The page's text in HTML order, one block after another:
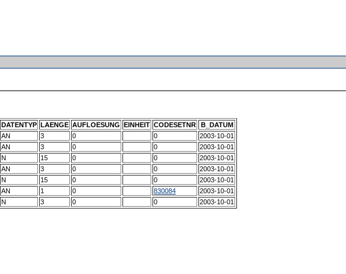
DATENTYP LAENGE AUFLOESUNG EINHEIT CODESETNR
B_DATUM
AN 3 0 0
2003-10-01
AN 3 0 0
2003-10-01
N 15 0 0
2003-10-01
AN 3 0 0
2003-10-01
N 15 0 0
2003-10-01
AN 1 0 830084
2003-10-01
N 3 0 0 2003-10-01